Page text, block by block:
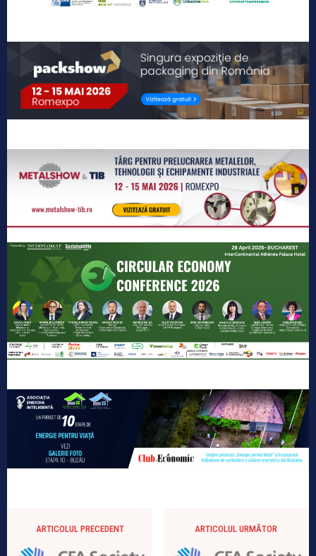
ARTICOLUL PRECEDENT ARTICOLUL URMĂTOR